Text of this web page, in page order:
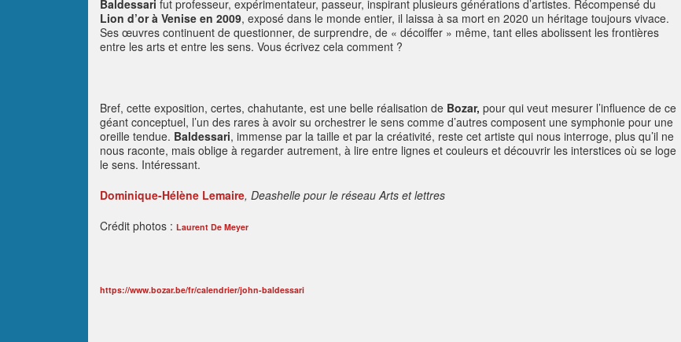
Baldessari fut professeur, expérimentateur, passeur, inspirant plusieurs générations d’artistes. Récompensé du
Lion d’or à Venise en 2009, exposé dans le monde entier, il laissa à sa mort en 2020 un héritage toujours vivace.
Ses œuvres continuent de questionner, de surprendre, de « décoiffer » même, tant elles abolissent les frontières
entre les arts et entre les sens. Vous écrivez cela comment ?
Bref, cette exposition, certes, chahutante, est une belle réalisation de Bozar, pour qui veut mesurer l’influence de ce
géant conceptuel, l’un des rares à avoir su orchestrer le sens comme d’autres composent une symphonie pour une
oreille tendue. Baldessari, immense par la taille et par la créativité, reste cet artiste qui nous interroge, plus qu’il ne
nous raconte, mais oblige à regarder autrement, à lire entre lignes et couleurs et découvrir les interstices où se loge
le sens. Intéressant.
Dominique-Hélène Lemaire, Deashelle pour le réseau Arts et lettres
Crédit photos : Laurent De Meyer
https://www.bozar.be/fr/calendrier/john-baldessari